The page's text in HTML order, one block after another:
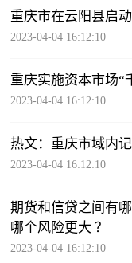
重庆市在云阳县启
2023-04-04 16:12:10
重庆实施资本市场“
2023-04-04 16:12:10
热文：重庆市域内
2023-04-04 16:12:10
期货和信贷之间有
哪个风险更大 ？
2023-04-04 16:12:10